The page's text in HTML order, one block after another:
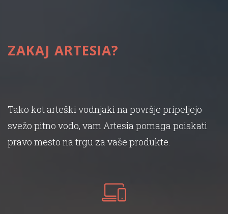
ZAKAJ ARTESIA?
Tako kot arteški vodnjaki na površje pripeljejo
svežo pitno vodo, vam Artesia pomaga poiskati
pravo mesto na trgu za vaše produkte.